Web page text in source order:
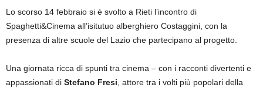
Lo scorso 14 febbraio si è svolto a Rieti l’incontro di
Spaghetti&Cinema all’isitutuo alberghiero Costaggini, con la
presenza di altre scuole del Lazio che partecipano al progetto.
Una giornata ricca di spunti tra cinema – con i racconti divertenti e
appassionati di Stefano Fresi, attore tra i volti più popolari della